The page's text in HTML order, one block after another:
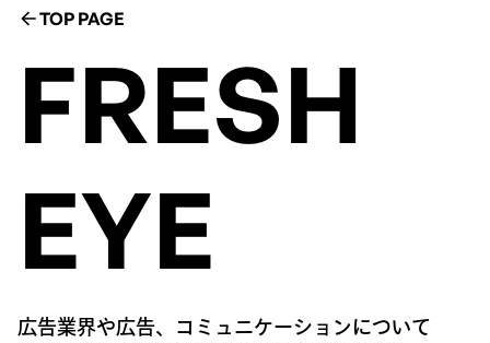
TOP PAGE
FRESH
EYE
広告業界や広告、コミュニケーションについて